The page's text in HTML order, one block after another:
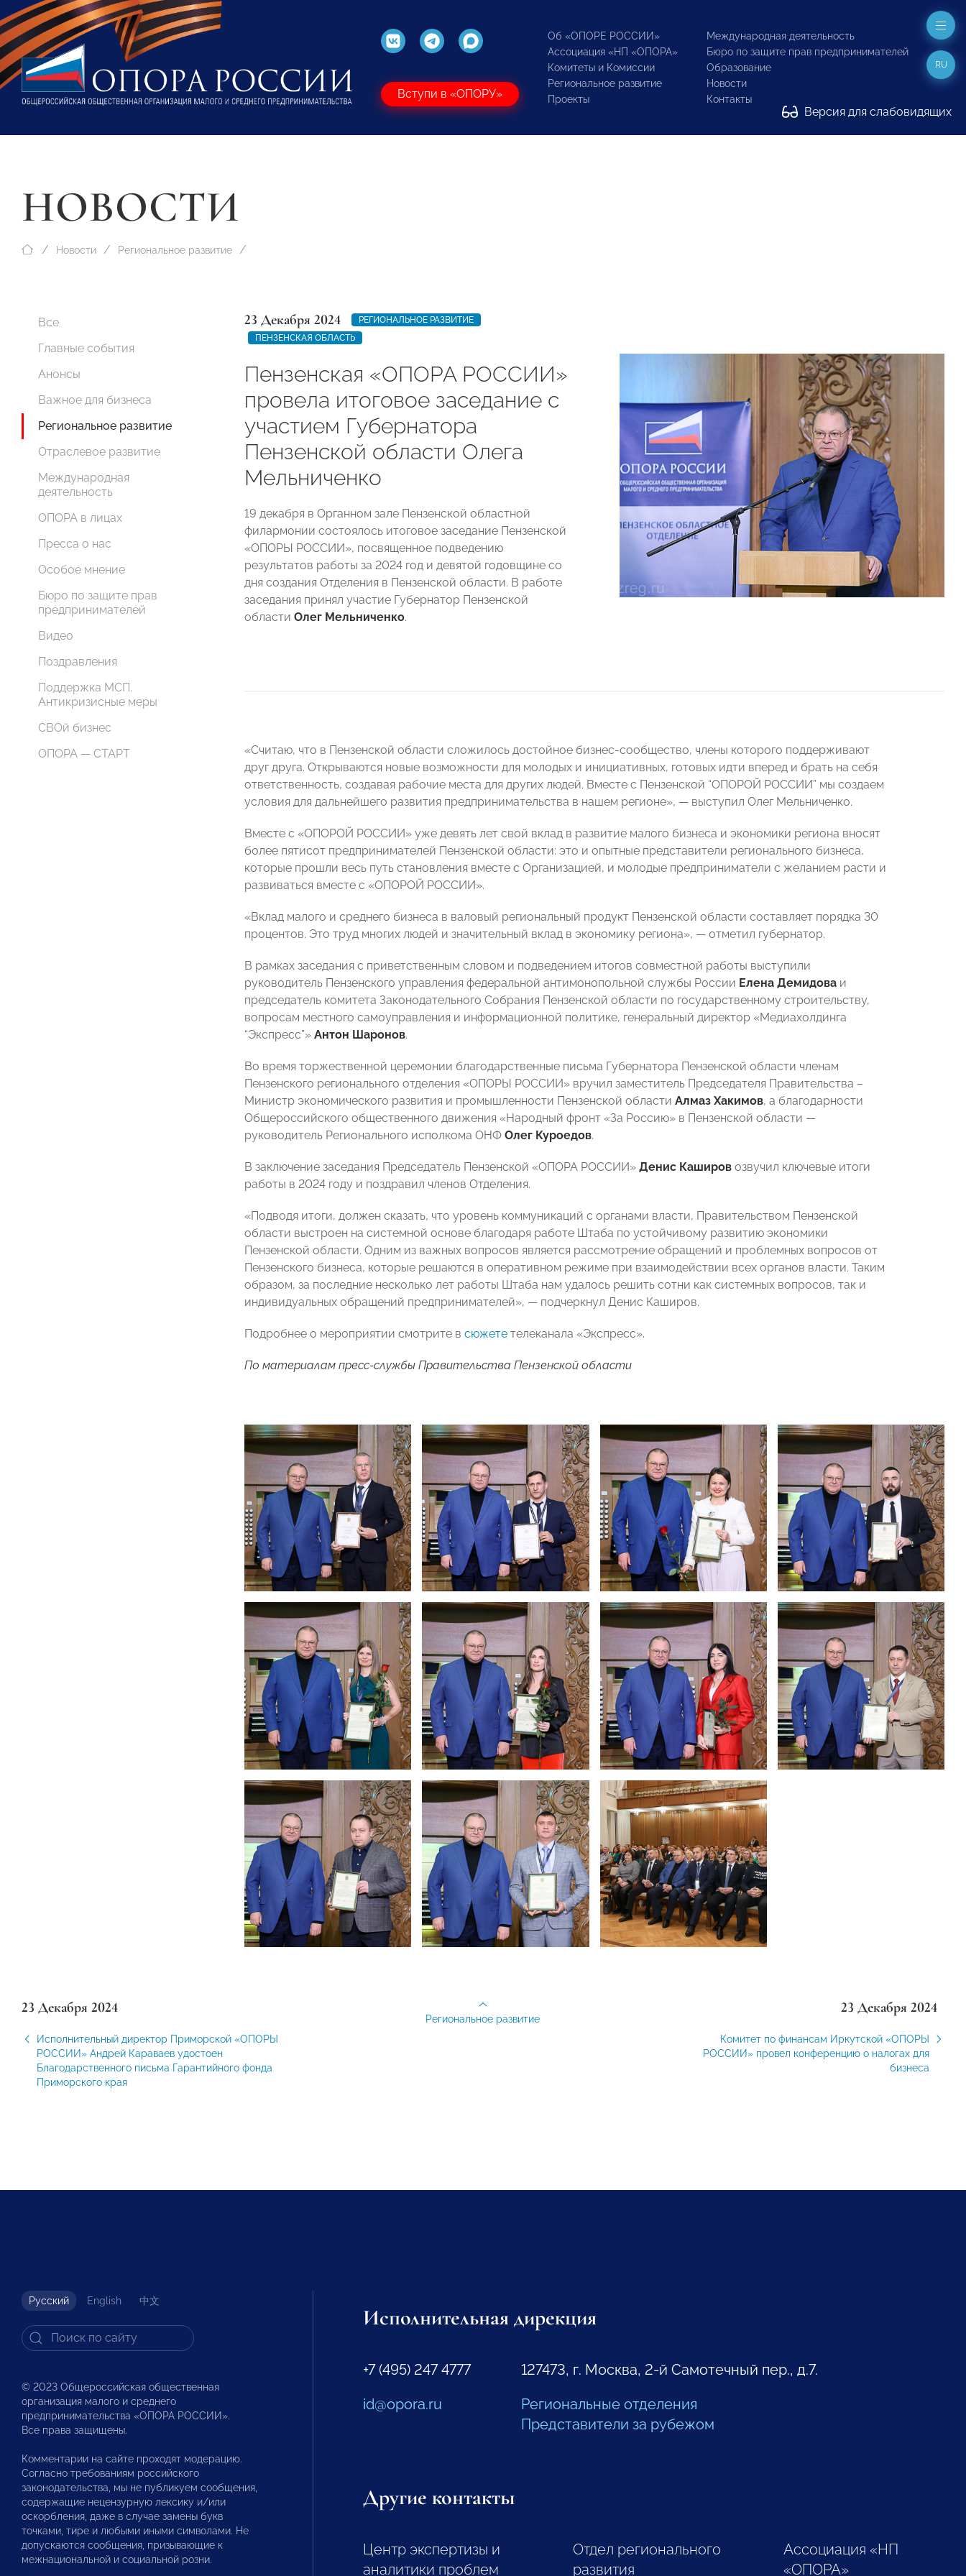
Вступи в «ОПОРУ»
Об «ОПОРЕ РОССИИ»
Ассоциация «НП «ОПОРА»
Комитеты и Комиссии
Региональное развитие
Проекты
Международная деятельность
Бюро по защите прав предпринимателей
Образование
Новости
Контакты
Версия для слабовидящих
RU
НОВОСТИ
Новости Региональное развитие
Все
Главные события
Анонсы
Важное для бизнеса
Региональное развитие
Отраслевое развитие
Международная
деятельность
ОПОРА в лицах
Пресса о нас
Особое мнение
Бюро по защите прав
предпринимателей
Видео
Поздравления
Поддержка МСП.
Антикризисные меры
СВОй бизнес
ОПОРА — СТАРТ
23 Декабря 2024
РЕГИОНАЛЬНОЕ РАЗВИТИЕ
ПЕНЗЕНСКАЯ ОБЛАСТЬ
Пензенская «ОПОРА РОССИИ»
провела итоговое заседание с
участием Губернатора
Пензенской области Олега
Мельниченко
19 декабря в Органном зале Пензенской областной
филармонии состоялось итоговое заседание Пензенской
«ОПОРЫ РОССИИ», посвященное подведению
результатов работы за 2024 год и девятой годовщине со
дня создания Отделения в Пензенской области. В работе
заседания принял участие Губернатор Пензенской
области Олег Мельниченко.
«Считаю, что в Пензенской области сложилось достойное бизнес-сообщество, члены которого поддерживают
друг друга. Открываются новые возможности для молодых и инициативных, готовых идти вперед и брать на себя
ответственность, создавая рабочие места для других людей. Вместе с Пензенской “ОПОРОЙ РОССИИ” мы создаем
условия для дальнейшего развития предпринимательства в нашем регионе», — выступил Олег Мельниченко.
Вместе с «ОПОРОЙ РОССИИ» уже девять лет свой вклад в развитие малого бизнеса и экономики региона вносят
более пятисот предпринимателей Пензенской области: это и опытные представители регионального бизнеса,
которые прошли весь путь становления вместе с Организацией, и молодые предприниматели с желанием расти и
развиваться вместе с «ОПОРОЙ РОССИИ».
«Вклад малого и среднего бизнеса в валовый региональный продукт Пензенской области составляет порядка 30
процентов. Это труд многих людей и значительный вклад в экономику региона», — отметил губернатор.
В рамках заседания с приветственным словом и подведением итогов совместной работы выступили
руководитель Пензенского управления федеральной антимонопольной службы России Елена Демидова и
председатель комитета Законодательного Собрания Пензенской области по государственному строительству,
вопросам местного самоуправления и информационной политике, генеральный директор «Медиахолдинга
“Экспресс”» Антон Шаронов.
Во время торжественной церемонии благодарственные письма Губернатора Пензенской области членам
Пензенского регионального отделения «ОПОРЫ РОССИИ» вручил заместитель Председателя Правительства –
Министр экономического развития и промышленности Пензенской области Алмаз Хакимов, а благодарности
Общероссийского общественного движения «Народный фронт «За Россию» в Пензенской области —
руководитель Регионального исполкома ОНФ Олег Куроедов.
В заключение заседания Председатель Пензенской «ОПОРА РОССИИ» Денис Каширов озвучил ключевые итоги
работы в 2024 году и поздравил членов Отделения.
«Подводя итоги, должен сказать, что уровень коммуникаций с органами власти, Правительством Пензенской
области выстроен на системной основе благодаря работе Штаба по устойчивому развитию экономики
Пензенской области. Одним из важных вопросов является рассмотрение обращений и проблемных вопросов от
Пензенского бизнеса, которые решаются в оперативном режиме при взаимодействии всех органов власти. Таким
образом, за последние несколько лет работы Штаба нам удалось решить сотни как системных вопросов, так и
индивидуальных обращений предпринимателей», — подчеркнул Денис Каширов.
Подробнее о мероприятии смотрите в сюжете телеканала «Экспресс».
По материалам пресс-службы Правительства Пензенской области
23 Декабря 2024
Исполнительный директор Приморской «ОПОРЫ
РОССИИ» Андрей Караваев удостоен
Благодарственного письма Гарантийного фонда
Приморского края
23 Декабря 2024
Комитет по финансам Иркутской «ОПОРЫ
РОССИИ» провел конференцию о налогах для
бизнеса
Региональное развитие
Русский English 中文
© 2023 Общероссийская общественная
организация малого и среднего
предпринимательства «ОПОРА РОССИИ».
Все права защищены.
Комментарии на сайте проходят модерацию.
Согласно требованиям российского
законодательства, мы не публикуем сообщения,
содержащие нецензурную лексику и/или
оскорбления, даже в случае замены букв
точками, тире и любыми иными символами. Не
допускаются сообщения, призывающие к
межнациональной и социальной розни.
Исполнительная дирекция
+7 (495) 247 4777
id@opora.ru
127473, г. Москва, 2-й Самотечный пер., д.7.
Региональные отделения
Представители за рубежом
Другие контакты
Центр экспертизы и
аналитики проблем
Отдел регионального
развития
Ассоциация «НП
«ОПОРА»